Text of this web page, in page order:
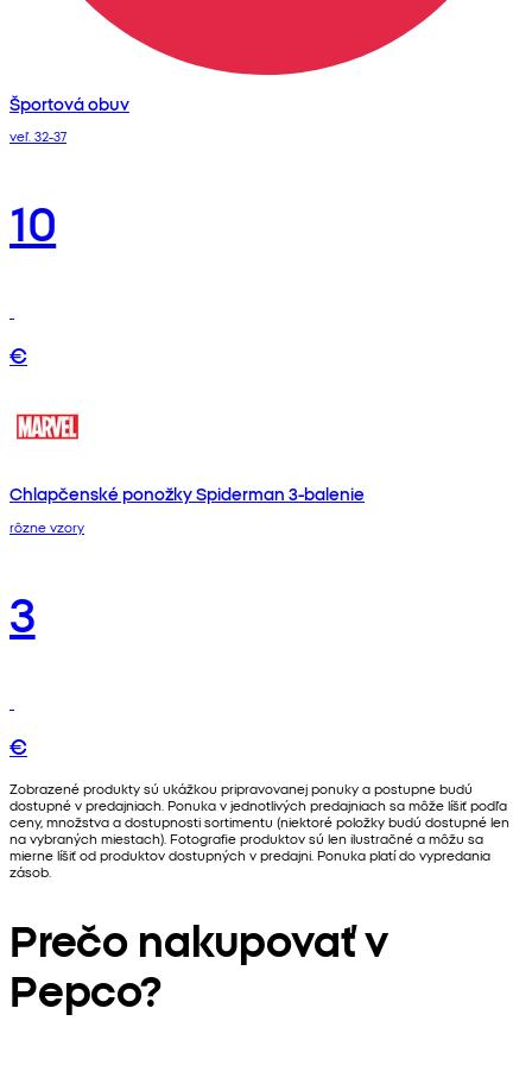
Športová obuv
veľ. 32-37
10
€
Chlapčenské ponožky Spiderman 3-balenie
rôzne vzory
3
€
Zobrazené produkty sú ukážkou pripravovanej ponuky a postupne budú
dostupné v predajniach. Ponuka v jednotlivých predajniach sa môže líšiť podľa
ceny, množstva a dostupnosti sortimentu (niektoré položky budú dostupné len
na vybraných miestach). Fotografie produktov sú len ilustračné a môžu sa
mierne líšiť od produktov dostupných v predajni. Ponuka platí do vypredania
zásob.
Prečo nakupovať v
Pepco?